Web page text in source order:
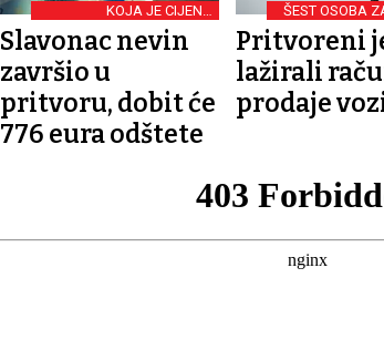
KOJA JE CIJENA
SLOBODE?!
Slavonac nevin
završio u
pritvoru, dobit će
776 eura odštete
ŠEST OSOBA
Pritvoreni
lažirali
prodaje